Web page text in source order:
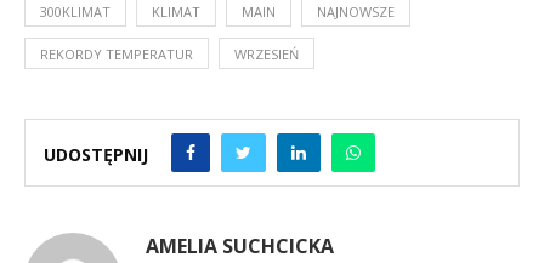
300KLIMAT KLIMAT MAIN NAJNOWSZE
REKORDY TEMPERATUR WRZESIEŃ
UDOSTĘPNIJ
AMELIA SUCHCICKA